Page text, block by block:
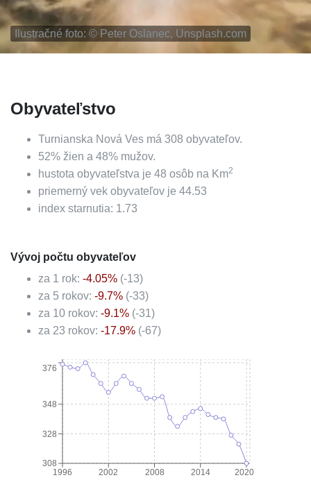
Ilustračné foto: © Peter Oslanec, Unsplash.com
Obyvateľstvo
Turnianska Nová Ves má 308 obyvateľov.
52% žien a 48% mužov.
hustota obyvateľstva je 48 osôb na Km2
priemerný vek obyvateľov je 44.53
index starnutia: 1.73
Vývoj počtu obyvateľov
za 1 rok: -4.05% (-13)
za 5 rokov: -9.7% (-33)
za 10 rokov: -9.1% (-31)
za 23 rokov: -17.9% (-67)
1996 2002 2008 2014 2020
308
328
348
376